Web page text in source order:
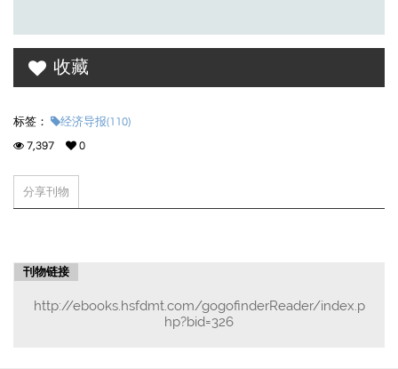
收藏
标签：
经济导报(110)
7,397
0
分享刊物
刊物链接
http://ebooks.hsfdmt.com/gogofinderReader/index.p
hp?bid=326